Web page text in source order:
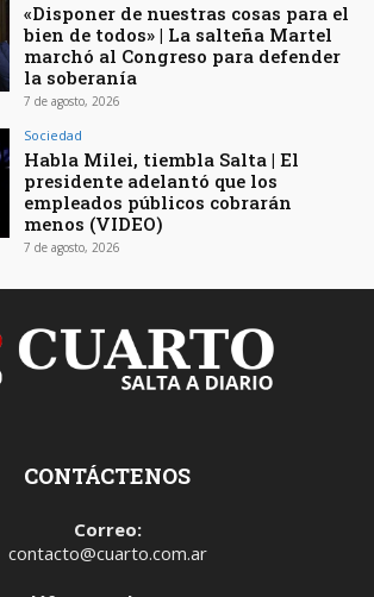
«Disponer de nuestras cosas para el
bien de todos» | La salteña Martel
marchó al Congreso para defender
la soberanía
7 de agosto, 2026
Sociedad
Habla Milei, tiembla Salta | El
presidente adelantó que los
empleados públicos cobrarán
menos (VIDEO)
7 de agosto, 2026
CONTÁCTENOS
Correo:
contacto@cuarto.com.ar